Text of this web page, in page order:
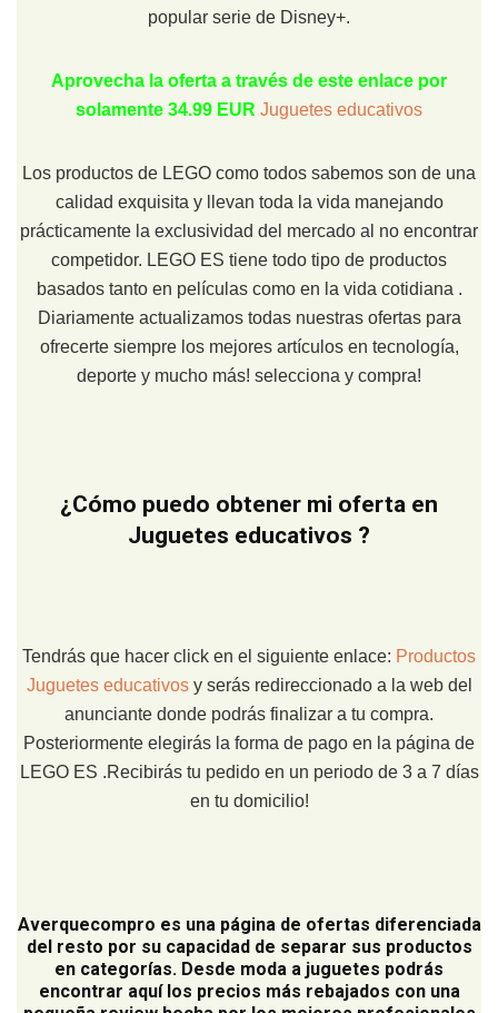
popular serie de Disney+.
Aprovecha la oferta a través de este enlace por
solamente 34.99 EUR Juguetes educativos
Los productos de LEGO como todos sabemos son de una
calidad exquisita y llevan toda la vida manejando
prácticamente la exclusividad del mercado al no encontrar
competidor. LEGO ES tiene todo tipo de productos
basados tanto en películas como en la vida cotidiana .
Diariamente actualizamos todas nuestras ofertas para
ofrecerte siempre los mejores artículos en tecnología,
deporte y mucho más! selecciona y compra!
¿Cómo puedo obtener mi oferta en
Juguetes educativos ?
Tendrás que hacer click en el siguiente enlace: Productos
Juguetes educativos y serás redireccionado a la web del
anunciante donde podrás finalizar a tu compra.
Posteriormente elegirás la forma de pago en la página de
LEGO ES .Recibirás tu pedido en un periodo de 3 a 7 días
en tu domicilio!
Averquecompro es una página de ofertas diferenciada
del resto por su capacidad de separar sus productos
en categorías. Desde moda a juguetes podrás
encontrar aquí los precios más rebajados con una